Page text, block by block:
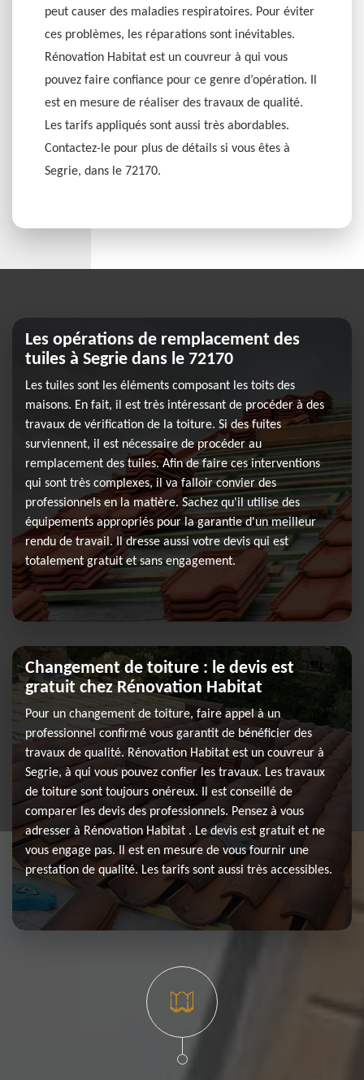
peut causer des maladies respiratoires. Pour éviter
ces problèmes, les réparations sont inévitables.
Rénovation Habitat est un couvreur à qui vous
pouvez faire confiance pour ce genre d’opération. Il
est en mesure de réaliser des travaux de qualité.
Les tarifs appliqués sont aussi très abordables.
Contactez-le pour plus de détails si vous êtes à
Segrie, dans le 72170.
Les opérations de remplacement des
tuiles à Segrie dans le 72170
Les tuiles sont les éléments composant les toits des
maisons. En fait, il est très intéressant de procéder à des
travaux de vérification de la toiture. Si des fuites
surviennent, il est nécessaire de procéder au
remplacement des tuiles. Afin de faire ces interventions
qui sont très complexes, il va falloir convier des
professionnels en la matière. Sachez qu'il utilise des
équipements appropriés pour la garantie d'un meilleur
rendu de travail. Il dresse aussi votre devis qui est
totalement gratuit et sans engagement.
Changement de toiture : le devis est
gratuit chez Rénovation Habitat
Pour un changement de toiture, faire appel à un
professionnel confirmé vous garantit de bénéficier des
travaux de qualité. Rénovation Habitat est un couvreur à
Segrie, à qui vous pouvez confier les travaux. Les travaux
de toiture sont toujours onéreux. Il est conseillé de
comparer les devis des professionnels. Pensez à vous
adresser à Rénovation Habitat . Le devis est gratuit et ne
vous engage pas. Il est en mesure de vous fournir une
prestation de qualité. Les tarifs sont aussi très accessibles.